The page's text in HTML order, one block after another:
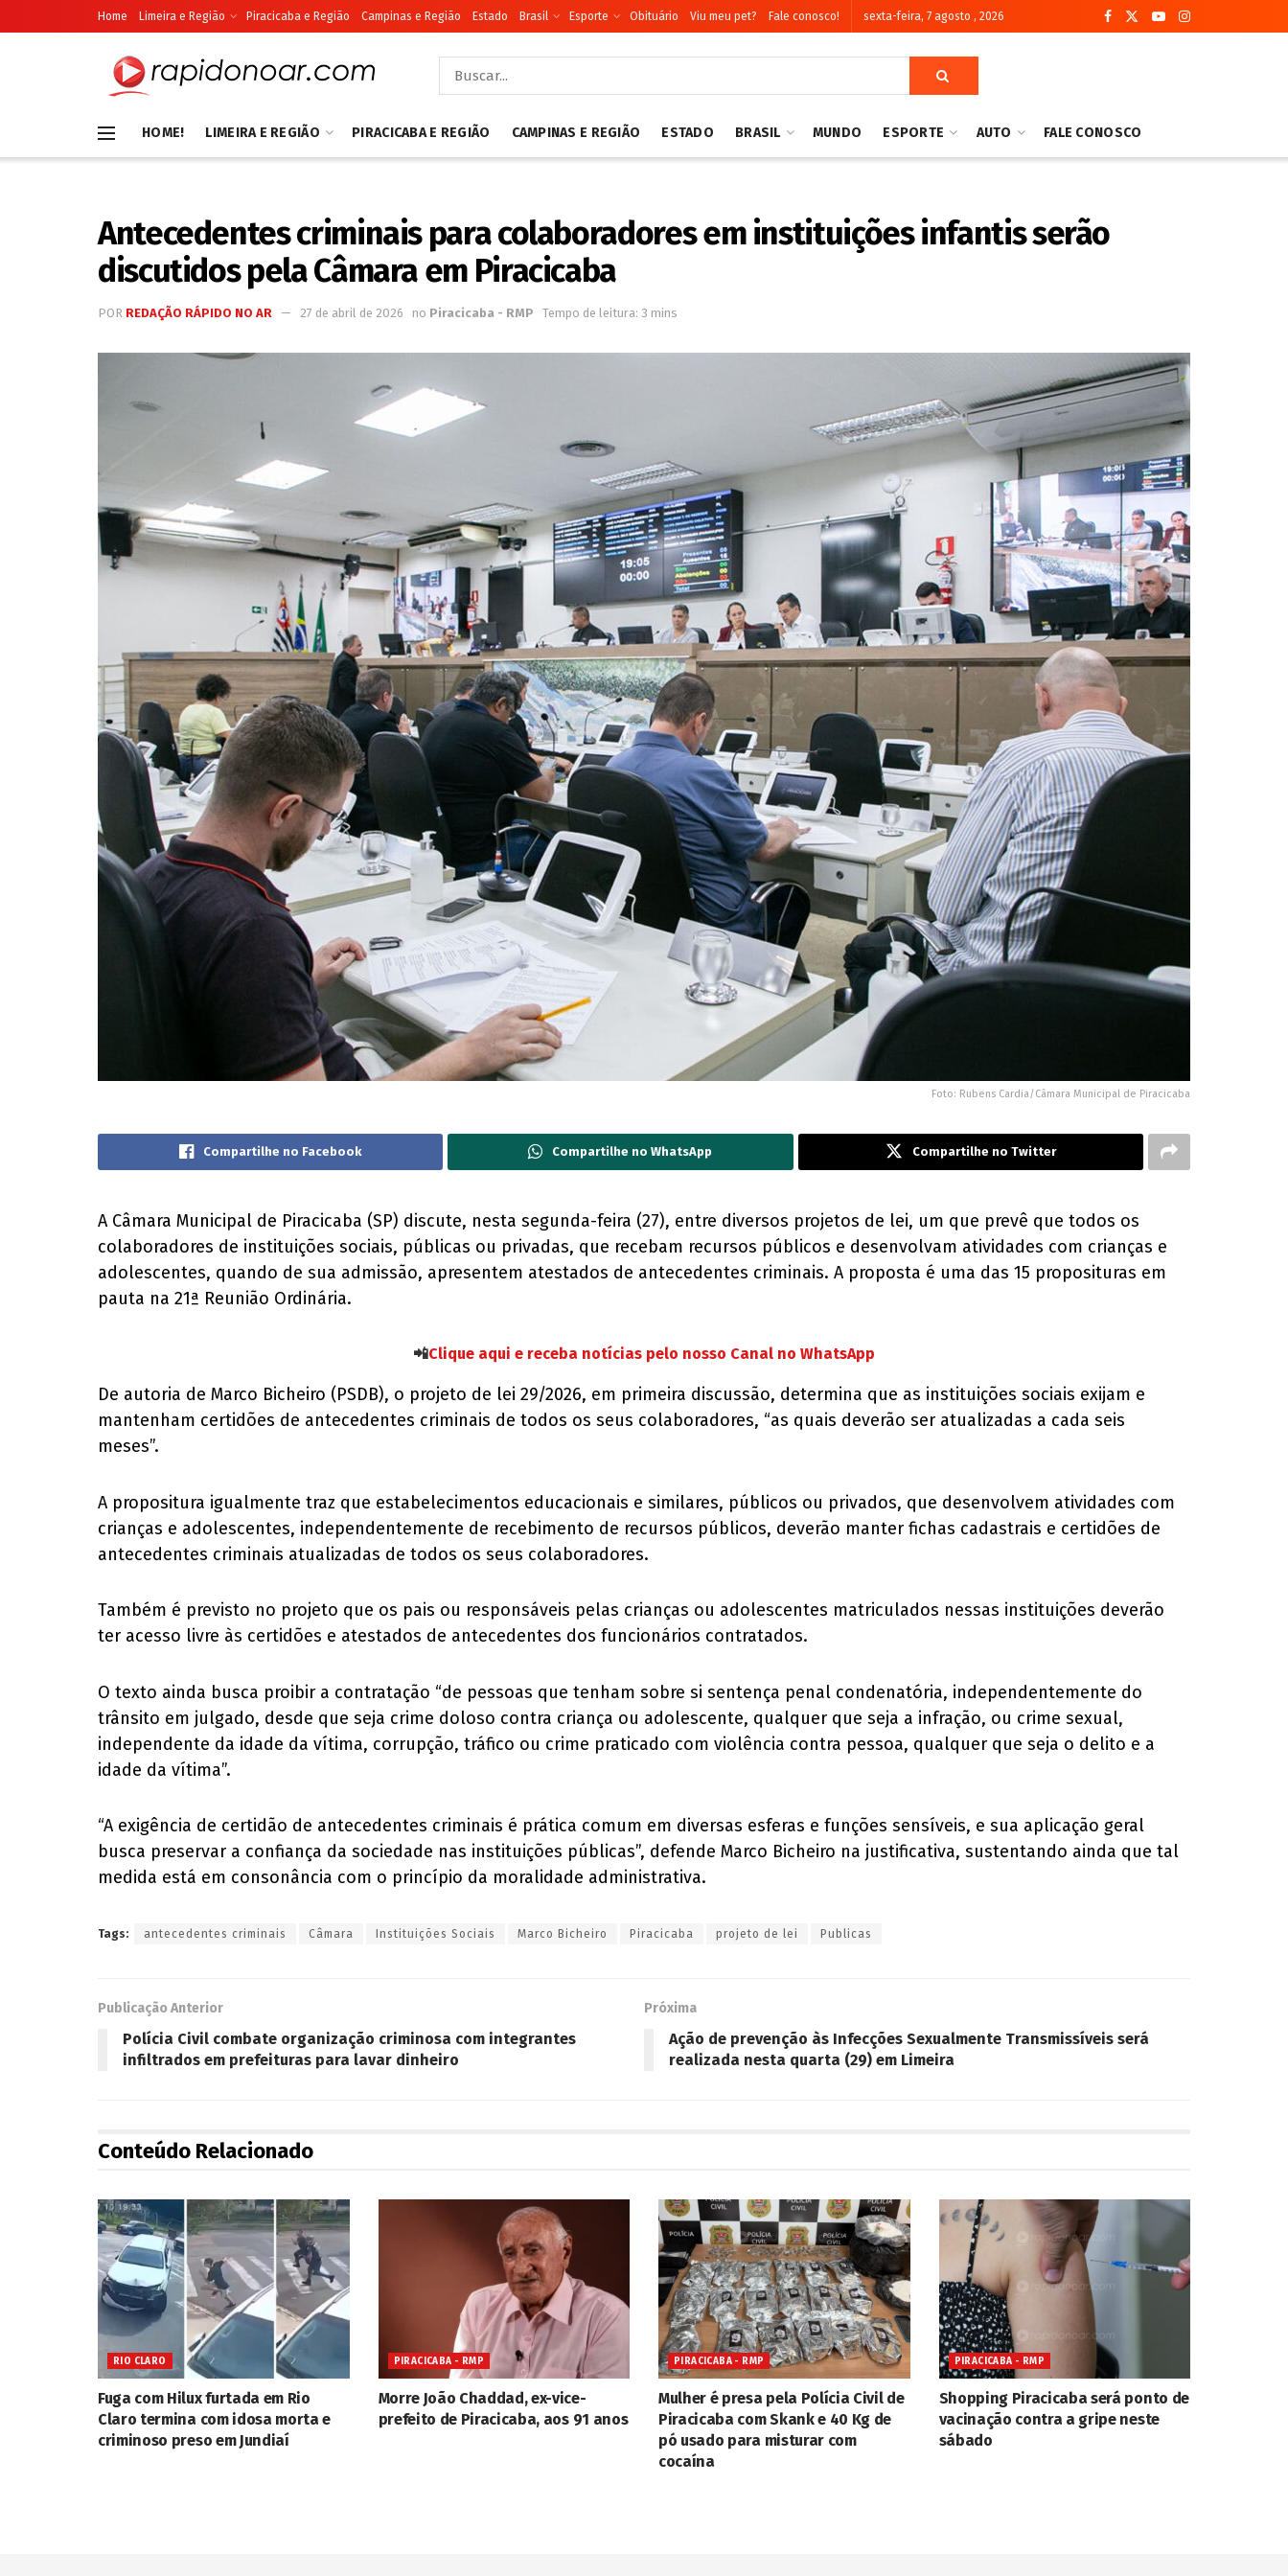
Home Limeira e Região Piracicaba e Região Campinas e Região Estado Brasil Esporte Obituário Viu meu pet? Fale conosco! sexta-feira, 7 agosto , 2026
HOME! LIMEIRA E REGIÃO PIRACICABA E REGIÃO CAMPINAS E REGIÃO ESTADO BRASIL MUNDO ESPORTE AUTO FALE CONOSCO
Antecedentes criminais para colaboradores em instituições infantis serão
discutidos pela Câmara em Piracicaba
POR REDAÇÃO RÁPIDO NO AR 27 de abril de 2026 no Piracicaba - RMP Tempo de leitura: 3 mins
Foto: Rubens Cardia/Câmara Municipal de Piracicaba
Compartilhe no Facebook Compartilhe no WhatsApp Compartilhe no Twitter
A Câmara Municipal de Piracicaba (SP) discute, nesta segunda-feira (27), entre diversos projetos de lei, um que prevê que todos os
colaboradores de instituições sociais, públicas ou privadas, que recebam recursos públicos e desenvolvam atividades com crianças e
adolescentes, quando de sua admissão, apresentem atestados de antecedentes criminais. A proposta é uma das 15 proposituras em
pauta na 21ª Reunião Ordinária.
📲Clique aqui e receba notícias pelo nosso Canal no WhatsApp
De autoria de Marco Bicheiro (PSDB), o projeto de lei 29/2026, em primeira discussão, determina que as instituições sociais exijam e
mantenham certidões de antecedentes criminais de todos os seus colaboradores, “as quais deverão ser atualizadas a cada seis
meses”.
A propositura igualmente traz que estabelecimentos educacionais e similares, públicos ou privados, que desenvolvem atividades com
crianças e adolescentes, independentemente de recebimento de recursos públicos, deverão manter fichas cadastrais e certidões de
antecedentes criminais atualizadas de todos os seus colaboradores.
Também é previsto no projeto que os pais ou responsáveis pelas crianças ou adolescentes matriculados nessas instituições deverão
ter acesso livre às certidões e atestados de antecedentes dos funcionários contratados.
O texto ainda busca proibir a contratação “de pessoas que tenham sobre si sentença penal condenatória, independentemente do
trânsito em julgado, desde que seja crime doloso contra criança ou adolescente, qualquer que seja a infração, ou crime sexual,
independente da idade da vítima, corrupção, tráfico ou crime praticado com violência contra pessoa, qualquer que seja o delito e a
idade da vítima”.
“A exigência de certidão de antecedentes criminais é prática comum em diversas esferas e funções sensíveis, e sua aplicação geral
busca preservar a confiança da sociedade nas instituições públicas”, defende Marco Bicheiro na justificativa, sustentando ainda que tal
medida está em consonância com o princípio da moralidade administrativa.
Tags: antecedentes criminais Câmara Instituições Sociais Marco Bicheiro Piracicaba projeto de lei Publicas
Publicação Anterior
Polícia Civil combate organização criminosa com integrantes
infiltrados em prefeituras para lavar dinheiro
Próxima
Ação de prevenção às Infecções Sexualmente Transmissíveis será
realizada nesta quarta (29) em Limeira
Conteúdo Relacionado
RIO CLARO
Fuga com Hilux furtada em Rio
Claro termina com idosa morta e
criminoso preso em Jundiaí
PIRACICABA - RMP
Morre João Chaddad, ex-vice-
prefeito de Piracicaba, aos 91 anos
PIRACICABA - RMP
Mulher é presa pela Polícia Civil de
Piracicaba com Skank e 40 Kg de
pó usado para misturar com
cocaína
PIRACICABA - RMP
Shopping Piracicaba será ponto de
vacinação contra a gripe neste
sábado